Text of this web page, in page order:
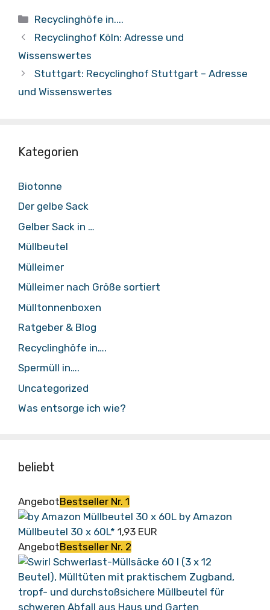
Kategorien
Recyclinghöfe in....
Recyclinghof Köln: Adresse und
Wissenswertes
Stuttgart: Recyclinghof Stuttgart – Adresse
und Wissenswertes
Kategorien
Biotonne
Der gelbe Sack
Gelber Sack in …
Müllbeutel
Mülleimer
Mülleimer nach Größe sortiert
Mülltonnenboxen
Ratgeber & Blog
Recyclinghöfe in….
Spermüll in….
Uncategorized
Was entsorge ich wie?
beliebt
AngebotBestseller Nr. 1
by Amazon
Müllbeutel 30 x 60L* 1,93 EUR
AngebotBestseller Nr. 2